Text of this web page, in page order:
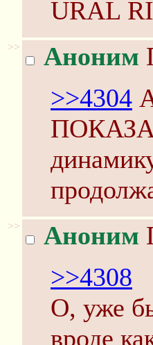
URAL
>> Аноним
>>4304
>> Аноним
>>4308
О, уже
вроде